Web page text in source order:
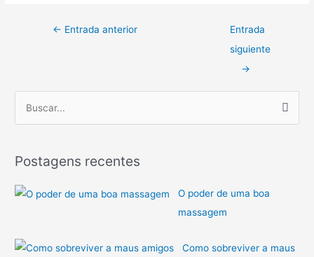
Navegación
← Entrada anterior
Entrada
siguiente
→
c
r
r
Postagens recentes
O poder de uma boa
massagem
Como sobreviver a maus